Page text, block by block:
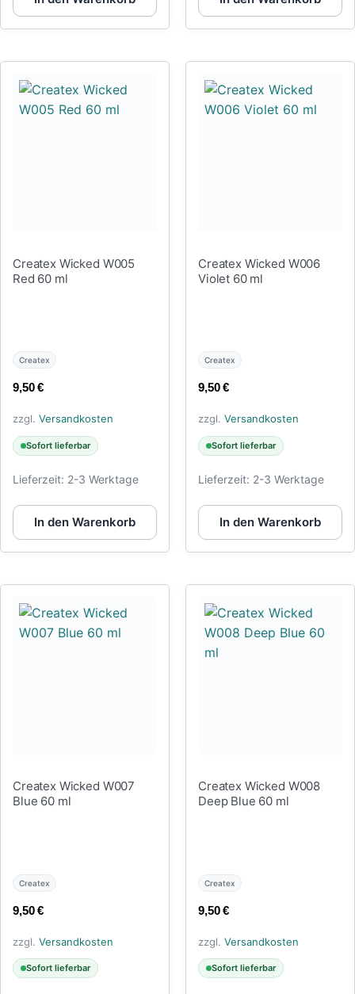
Createx Wicked W005
Red 60 ml
Createx
9,50€
zzgl. Versandkosten
Sofort lieferbar
Lieferzeit: 2-3 Werktage
In den Warenkorb
Createx Wicked W006
Violet 60 ml
Createx
9,50€
zzgl. Versandkosten
Sofort lieferbar
Lieferzeit: 2-3 Werktage
In den Warenkorb
Createx Wicked W007
Blue 60 ml
Createx
9,50€
zzgl. Versandkosten
Sofort lieferbar
Createx Wicked W008
Deep Blue 60 ml
Createx
9,50€
zzgl. Versandkosten
Sofort lieferbar